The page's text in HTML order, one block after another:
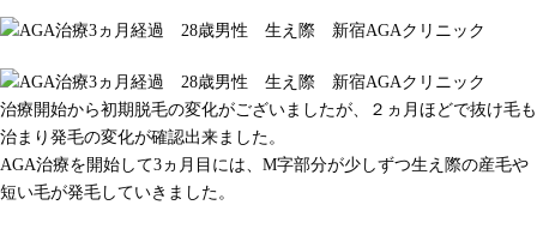
治療開始から初期脱毛の変化がございましたが、２ヵ月ほどで抜け毛も
治まり発毛の変化が確認出来ました。
AGA治療を開始して3ヵ月目には、M字部分が少しずつ生え際の産毛や
短い毛が発毛していきました。